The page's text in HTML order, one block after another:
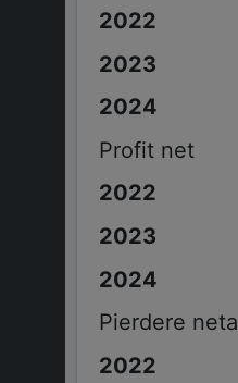
Profit net
Pierdere neta